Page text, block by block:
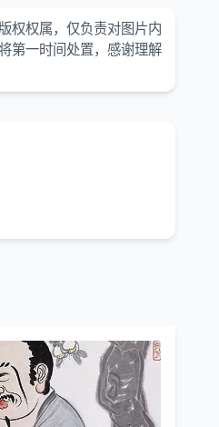
权权属，仅负责对图片内
第一时间处置，感谢理解